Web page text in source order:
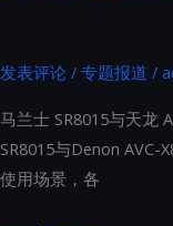
如
选
择
发表评论 / 专题报道 /
马兰士 SR8015与天龙
SR8015与Denon
使用场景，各